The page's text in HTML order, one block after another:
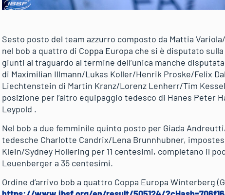
Sesto posto del team azzurro composto da Mattia
nel bob a quattro di Coppa Europa che si è disputato
giunti al traguardo al termine dell’unica manche
di Maximilian Illmann/Lukas Koller/Henrik Proske/Felix
Liechtenstein di Martin Kranz/Lorenz Lenherr/Tim
posizione per l’altro equipaggio tedesco di Hanes Peter
Leypold .
Nel bob a due femminile quinto posto per Giada
tedesche Charlotte Candrix/Lena Brunnhubner,
Klein/Sydney Hollering per 11 centesimi, completano il
Leuenberger a 35 centesimi.
Ordine d’arrivo bob a quattro Coppa Europa Winterberg